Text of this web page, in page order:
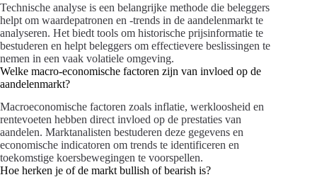
Technische analyse is een belangrijke methode die beleggers
helpt om waardepatronen en -trends in de aandelenmarkt te
analyseren. Het biedt tools om historische prijsinformatie te
bestuderen en helpt beleggers om effectievere beslissingen te
nemen in een vaak volatiele omgeving.
Welke macro-economische factoren zijn van invloed op de
aandelenmarkt?
Macroeconomische factoren zoals inflatie, werkloosheid en
rentevoeten hebben direct invloed op de prestaties van
aandelen. Marktanalisten bestuderen deze gegevens en
economische indicatoren om trends te identificeren en
toekomstige koersbewegingen te voorspellen.
Hoe herken je of de markt bullish of bearish is?